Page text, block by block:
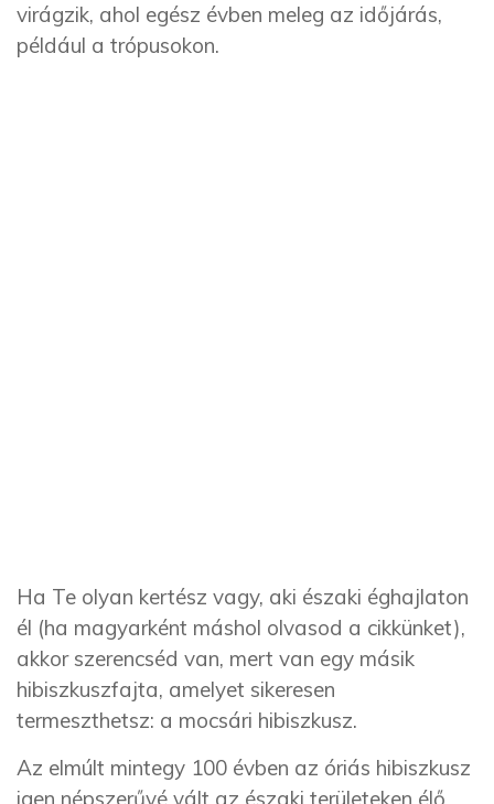
virágzik, ahol egész évben meleg az időjárás,
például a trópusokon.
Ha Te olyan kertész vagy, aki északi éghajlaton
él (ha magyarként máshol olvasod a cikkünket),
akkor szerencséd van, mert van egy másik
hibiszkuszfajta, amelyet sikeresen
termeszthetsz: a mocsári hibiszkusz.
Az elmúlt mintegy 100 évben az óriás hibiszkusz
igen népszerűvé vált az északi területeken élő